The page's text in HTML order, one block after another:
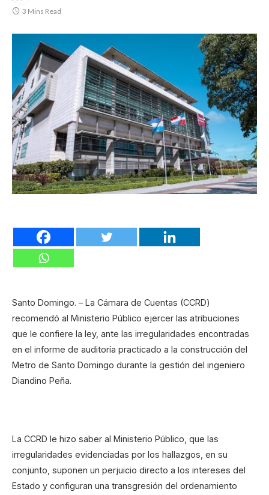
3 Mins Read
Santo Domingo. – La Cámara de Cuentas (CCRD)
recomendó al Ministerio Público ejercer las atribuciones
que le confiere la ley, ante las irregularidades encontradas
en el informe de auditoría practicado a la construcción del
Metro de Santo Domingo durante la gestión del ingeniero
Diandino Peña.
La CCRD le hizo saber al Ministerio Público, que las
irregularidades evidenciadas por los hallazgos, en su
conjunto, suponen un perjuicio directo a los intereses del
Estado y configuran una transgresión del ordenamiento